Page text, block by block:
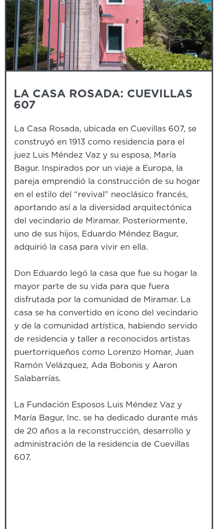
LA CASA ROSADA: CUEVILLAS
607
La Casa Rosada, ubicada en Cuevillas 607, se
construyó en 1913 como residencia para el
juez Luis Méndez Vaz y su esposa, María
Bagur. Inspirados por un viaje a Europa, la
pareja emprendió la construcción de su hogar
en el estilo del “revival” neoclásico francés,
aportando así a la diversidad arquitectónica
del vecindario de Miramar. Posteriormente,
uno de sus hijos, Eduardo Méndez Bagur,
adquirió la casa para vivir en ella.
Don Eduardo legó la casa que fue su hogar la
mayor parte de su vida para que fuera
disfrutada por la comunidad de Miramar. La
casa se ha convertido en ícono del vecindario
y de la comunidad artística, habiendo servido
de residencia y taller a reconocidos artistas
puertorriqueños como Lorenzo Homar, Juan
Ramón Velázquez, Ada Bobonis y Aaron
Salabarrías.
La Fundación Esposos Luis Méndez Vaz y
María Bagur, Inc. se ha dedicado durante más
de 20 años a la reconstrucción, desarrollo y
administración de la residencia de Cuevillas
607.